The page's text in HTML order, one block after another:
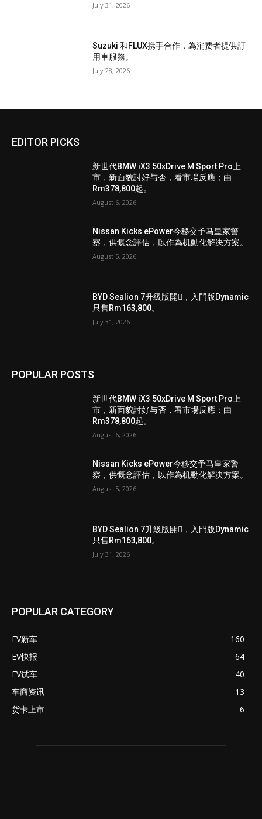
July 31, 2026
Suzuki 和FLUX携手合作，為消费者提供訂
用車服務。
July 28, 2026
EDITOR PICKS
新世代BMW iX3 50xDrive M Sport Pro上
市，新面貌討好与否，看市場反應；由
Rm378,800起。
August 6, 2026
Nissan Kicks ePower今移交予马皇家警
察，供慨念評估，以作為机動化解决方案。
August 5, 2026
BYD Sealion 7升級版開𧷗，入門版Dynamic
只售Rm163,800。
July 31, 2026
POPULAR POSTS
新世代BMW iX3 50xDrive M Sport Pro上
市，新面貌討好与否，看市場反應；由
Rm378,800起。
August 6, 2026
Nissan Kicks ePower今移交予马皇家警
察，供慨念評估，以作為机動化解决方案。
August 5, 2026
BYD Sealion 7升級版開𧷗，入門版Dynamic
只售Rm163,800。
July 31, 2026
POPULAR CATEGORY
EV新车
160
EV快报
64
EV试车
40
车商资讯
13
货卡上市
6